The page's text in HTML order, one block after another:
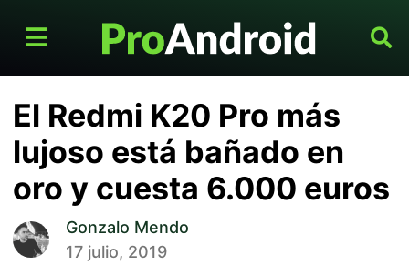
El Redmi K20 Pro más
lujoso está bañado en
oro y cuesta 6.000 euros
Gonzalo Mendo
17 julio, 2019